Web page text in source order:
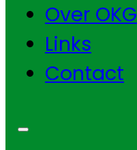
Over OKG
Links
Contact